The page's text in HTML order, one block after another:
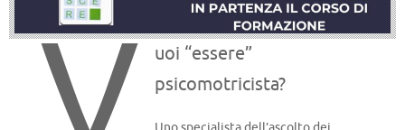
uoi “essere”
psicomotricista?